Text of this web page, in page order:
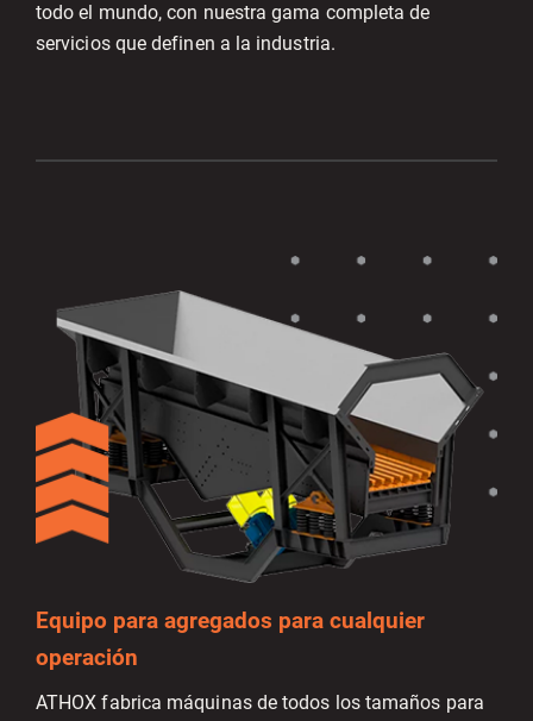
todo el mundo, con nuestra gama completa de
servicios que definen a la industria.
Equipo para agregados para cualquier
operación
ATHOX fabrica máquinas de todos los tamaños para